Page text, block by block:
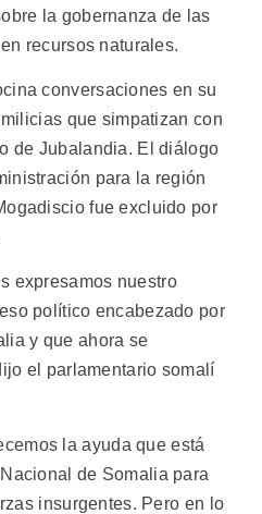
la gobernanza de las
recursos naturales.
conversaciones en su
que simpatizan con
de Jubalandia. El diálogo
para la región
fue excluido por
expresamos nuestro
político encabezado por
y que ahora se
el parlamentario somalí
la ayuda que está
de Somalia para
insurgentes. Pero en lo